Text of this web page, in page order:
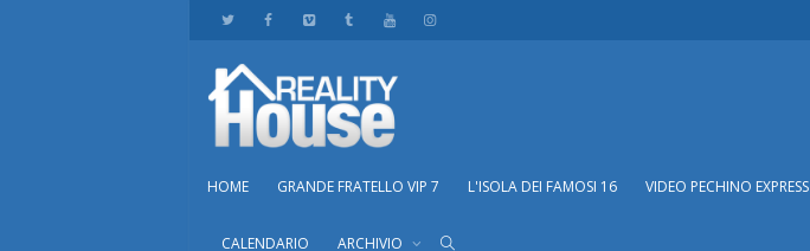
HOME GRANDE FRATELLO VIP 7 L'ISOLA DEI FAMOSI 16 VIDEO PECHINO EXPRESS
CALENDARIO ARCHIVIO